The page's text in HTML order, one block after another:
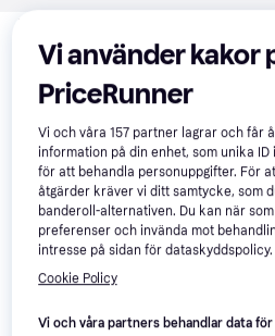
Vi har plockat fram ett urval av
intressera dig. Visa alla
-14%
Western Digital
SSD
1 590 kr
Crucial
2280
1 899 kr
Vi använder kakor
PriceRunner
Vi och våra157 partner lagrar och får
information på din enhet, som unika ID
för att behandla personuppgifter. För
åtgärder kräver vi ditt samtycke, som
banderoll-alternativen. Du kan när
preferenser och invända mot
intresse på sidan för dataskyddspolicy.
Cookie Policy
Vi och våra partners behandlar data